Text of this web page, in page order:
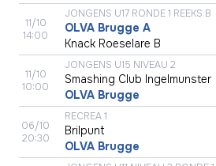
11/10
14:00
JONGENS U17 RONDE 1 REEKS B
OLVA Brugge A
Knack Roeselare B
11/10
10:00
JONGENS U15 NIVEAU 2
Smashing Club Ingelmunster
OLVA Brugge
06/10
20:30
RECREA 1
Brilpunt
OLVA Brugge